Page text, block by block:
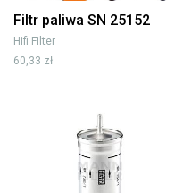
Filtr paliwa SN 25152
Hifi Filter
60,33 zł